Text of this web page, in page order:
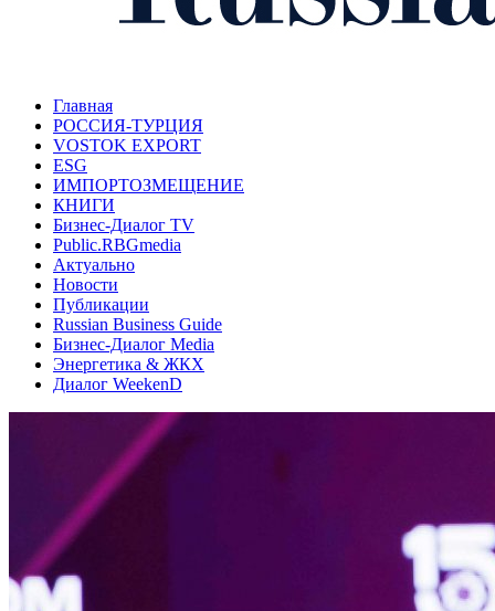
Главная
РОССИЯ-ТУРЦИЯ
VOSTOK EXPORT
ESG
ИМПОРТОЗМЕЩЕНИЕ
КНИГИ
Бизнес-Диалог TV
Public.RBGmedia
Актуально
Новости
Публикации
Russian Business Guide
Бизнес-Диалог Media
Энергетика & ЖКХ
Диалог WeekenD